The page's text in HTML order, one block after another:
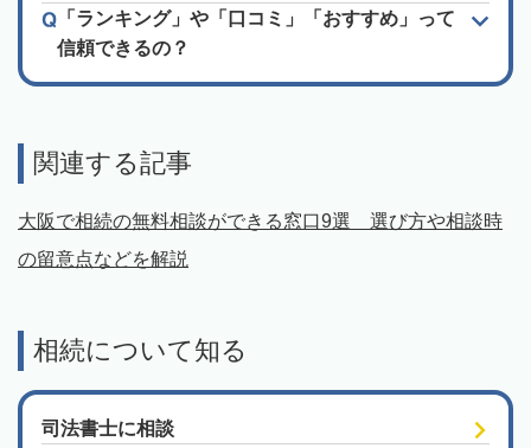
「ランキング」や「口コミ」「おすすめ」って
信頼できるの？
関連する記事
大阪で相続の無料相談ができる窓口9選 選び方や相談時
の留意点などを解説
相続について知る
司法書士に相談